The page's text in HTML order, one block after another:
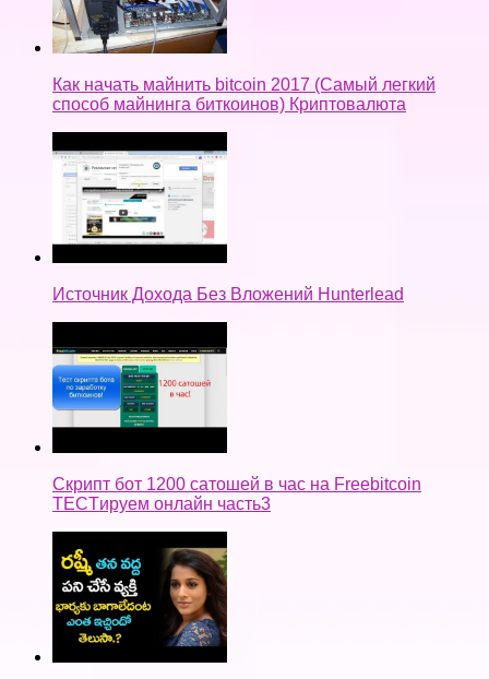
Как начать майнить bitcoin 2017 (Самый легкий
способ майнинга биткоинов) Криптовалюта
Источник Дохода Без Вложений Hunterlead
Скрипт бот 1200 сатошей в час на Freebitcoin
TECTируем онлайн часть3